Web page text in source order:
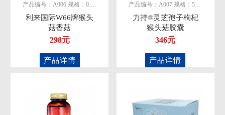
产品编号：A006 规格：0.5g/粒
利来国际W66牌猴头
菇香菇
灵芝胶囊
298元
产品详情
产品编号：A007 规格：500mg/粒
力持®灵芝孢子枸杞
猴头菇胶囊
346元
产品详情